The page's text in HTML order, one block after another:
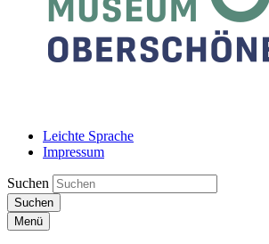
Leichte Sprache
Impressum
Suchen
Suchen
Menü